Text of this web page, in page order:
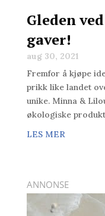
Gleden
gaver!
aug 30, 2021
Fremfor å kjøpe
prikk like landet
unike. Minna &
økologiske
LES MER